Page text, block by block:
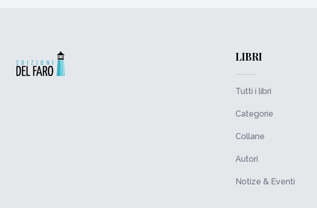
LIBRI
Tutti i libri
Categorie
Collane
Autori
Notize & Eventi